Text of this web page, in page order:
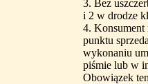
3. Bez
i 2 w drodze
4. Konsument
punktu
wykonaniu
piśmie lub w
Obowiązek